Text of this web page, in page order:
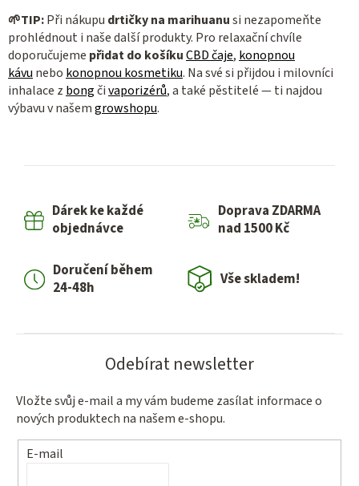
🌱TIP:Při nákupu drtičky na marihuanusi nezapomeňte
prohlédnout i naše další produkty. Pro relaxační chvíle
doporučujeme přidat do košíkuCBD čaje,konopnou
kávunebokonopnou kosmetiku. Na své si přijdou i milovníci
inhalace zbongčivaporizérů, a také pěstitelé — ti najdou
výbavu v našemgrowshopu.
Dárek ke každé
objednávce
Doprava ZDARMA
nad 1500 Kč
Doručení během
24-48h
Vše skladem!
Odebírat newsletter
Vložte svůj e-mail a my vám budeme zasílat informace o
nových produktech na našem e-shopu.
E-mail